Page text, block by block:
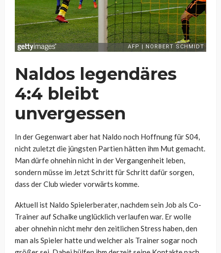
Naldos legendäres
4:4 bleibt
unvergessen
In der Gegenwart aber hat Naldo noch Hoffnung für S04,
nicht zuletzt die jüngsten Partien hätten ihm Mut gemacht.
Man dürfe ohnehin nicht in der Vergangenheit leben,
sondern müsse im Jetzt Schritt für Schritt dafür sorgen,
dass der Club wieder vorwärts komme.
Aktuell ist Naldo Spielerberater, nachdem sein Job als Co-
Trainer auf Schalke unglücklich verlaufen war. Er wolle
aber ohnehin nicht mehr den zeitlichen Stress haben, den
man als Spieler hatte und welcher als Trainer sogar noch